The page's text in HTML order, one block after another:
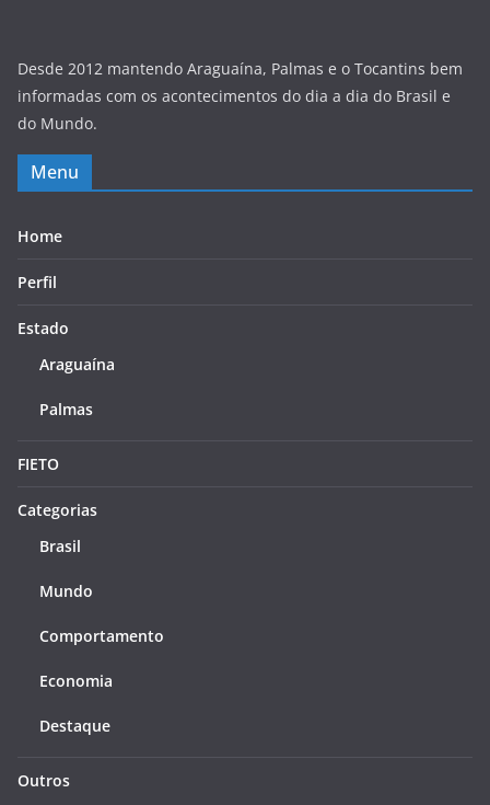
Desde 2012 mantendo Araguaína, Palmas e o Tocantins bem
informadas com os acontecimentos do dia a dia do Brasil e
do Mundo.
Menu
Home
Perfil
Estado
Araguaína
Palmas
FIETO
Categorias
Brasil
Mundo
Comportamento
Economia
Destaque
Outros